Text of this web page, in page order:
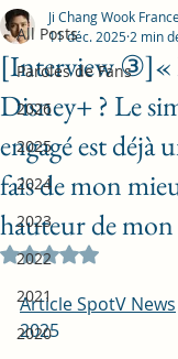
All Posts
Paroles de Fans
2026
2025
2024
2023
2022
2021
2020
[Interview ③]«
Disney+ ? Le
engagé est déjà
fais de mon
hauteur de
Ji Chang Wook
11 déc. 2025 2 min
Noté NaN étoiles
Article SpotV News
2025